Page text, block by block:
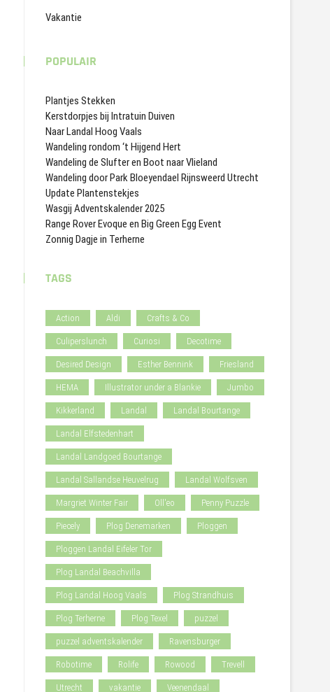
Vakantie
POPULAIR
Plantjes Stekken
Kerstdorpjes bij Intratuin Duiven
Naar Landal Hoog Vaals
Wandeling rondom ‘t Hijgend Hert
Wandeling de Slufter en Boot naar Vlieland
Wandeling door Park Bloeyendael Rijnsweerd Utrecht
Update Plantenstekjes
Wasgij Adventskalender 2025
Range Rover Evoque en Big Green Egg Event
Zonnig Dagje in Terherne
TAGS
Action Aldi Crafts & Co
Culiperslunch Curiosi Decotime
Desired Design Esther Bennink Friesland
HEMA Illustrator under a Blankie Jumbo
Kikkerland Landal Landal Bourtange
Landal Elfstedenhart
Landal Landgoed Bourtange
Landal Sallandse Heuvelrug Landal Wolfsven
Margriet Winter Fair Oll'eo Penny Puzzle
Piecely Plog Denemarken Ploggen
Ploggen Landal Eifeler Tor
Plog Landal Beachvilla
Plog Landal Hoog Vaals Plog Strandhuis
Plog Terherne Plog Texel puzzel
puzzel adventskalender Ravensburger
Robotime Rolife Rowood Trevell
Utrecht vakantie Veenendaal